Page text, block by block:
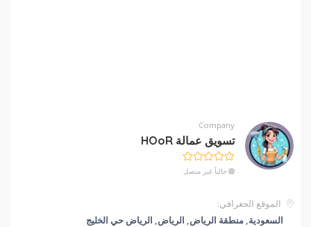
Company
تسويق عمالة HOoR
حالياً غير متصل
الموقع الجغرافي:
السعودية, منطقة الرياض, الرياض, الرياض حي الخليج